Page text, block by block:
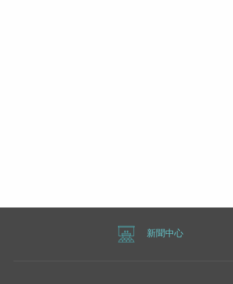
新聞中心